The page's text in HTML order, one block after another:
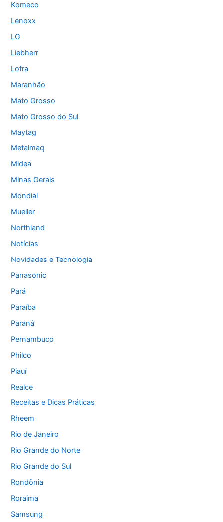
Komeco
Lenoxx
LG
Liebherr
Lofra
Maranhão
Mato Grosso
Mato Grosso do Sul
Maytag
Metalmaq
Midea
Minas Gerais
Mondial
Mueller
Northland
Notícias
Novidades e Tecnologia
Panasonic
Pará
Paraíba
Paraná
Pernambuco
Philco
Piauí
Realce
Receitas e Dicas Práticas
Rheem
Rio de Janeiro
Rio Grande do Norte
Rio Grande do Sul
Rondônia
Roraima
Samsung